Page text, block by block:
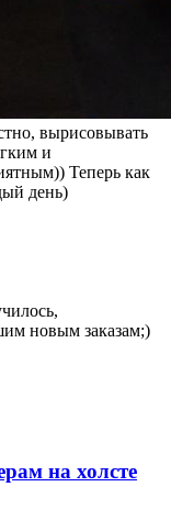
вырисовывать
и
Теперь как
день)
новым заказам;)
на холсте